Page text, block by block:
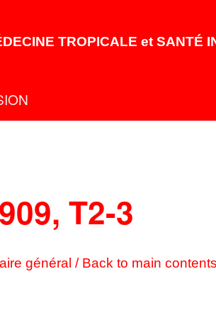
TROPICALE et SANTÉ
T2-3
général / Back to main contents